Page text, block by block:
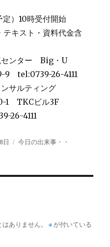
定）10時受付開始
キスト・資料代金含
センター Big・U
9 tel:0739-26-4111
サルティング
1 TKCビル3F
26-4111
日
カ
今日の出来事・・
ありません。 ※ が付いている